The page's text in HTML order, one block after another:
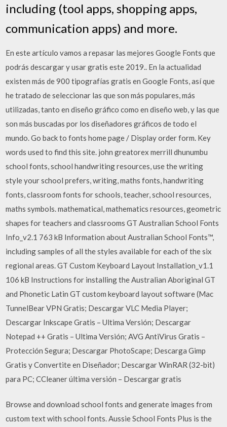
including (tool apps, shopping apps,
communication apps) and more.
En este artículo vamos a repasar las mejores Google Fonts que
podrás descargar y usar gratis este 2019.. En la actualidad
existen más de 900 tipografías gratis en Google Fonts, así que
he tratado de seleccionar las que son más populares, más
utilizadas, tanto en diseño gráfico como en diseño web, y las que
son más buscadas por los diseñadores gráficos de todo el
mundo. Go back to fonts home page / Display order form. Key
words used to find this site. john greatorex merrill dhunumbu
school fonts, school handwriting resources, use the writing
style your school prefers, writing, maths fonts, handwriting
fonts, classroom fonts for schools, teacher, school resources,
maths symbols. mathematical, mathematics resources, geometric
shapes for teachers and classrooms GT Australian School Fonts
Info_v2.1 763 kB Information about Australian School Fonts™,
including samples of all the styles available for each of the six
regional areas. GT Custom Keyboard Layout Installation_v1.1
106 kB Instructions for installing the Australian Aboriginal GT
and Phonetic Latin GT custom keyboard layout software (Mac
TunnelBear VPN Gratis; Descargar VLC Media Player;
Descargar Inkscape Gratis – Ultima Versión; Descargar
Notepad ++ Gratis – Ultima Versión; AVG AntiVirus Gratis –
Protección Segura; Descargar PhotoScape; Descarga Gimp
Gratis y Convertite en Diseñador; Descargar WinRAR (32-bit)
para PC; CCleaner última versión – Descargar gratis
Browse and download school fonts and generate images from
custom text with school fonts. Aussie School Fonts Plus is the